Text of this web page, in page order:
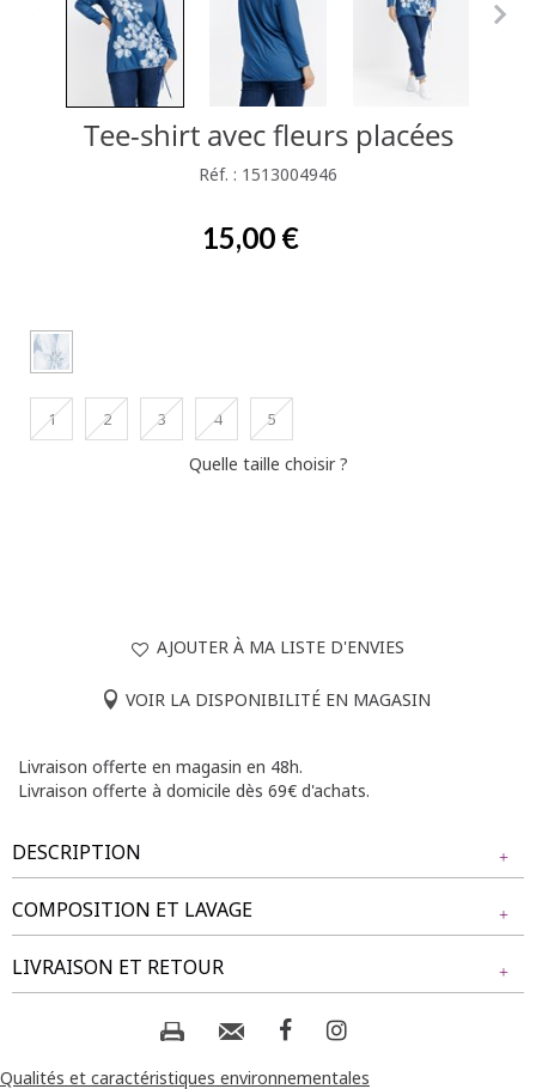
Tee-shirt avec fleurs placées
Réf. : 1513004946
15,00 €
1 2 3 4 5
Quelle taille choisir ?
AJOUTER À MA LISTE D'ENVIES
VOIR LA DISPONIBILITÉ EN MAGASIN
Livraison offerte en magasin en 48h.
Livraison offerte à domicile dès 69€ d'achats.
DESCRIPTION
T-shirt grande taille imprimé floral. Coupe légèrement
blousante. Col rond. Manches longues. Imprimé floral sur le
devant avec strass. Base ajustable avec liens à nouer sur le
côté. Longueur : 70cm.
Notre mannequin Delia mesure 1m71 et porte un t-shirt
COMPOSITION ET LAVAGE
Tissu principal : 95% POLYESTER, 5% ELASTHANE
Composition et lavage :
LIVRAISON ET RETOUR
NOS MODES DE LIVRAISON
Livraison Magasin :
Qualités et caractéristiques environnementales